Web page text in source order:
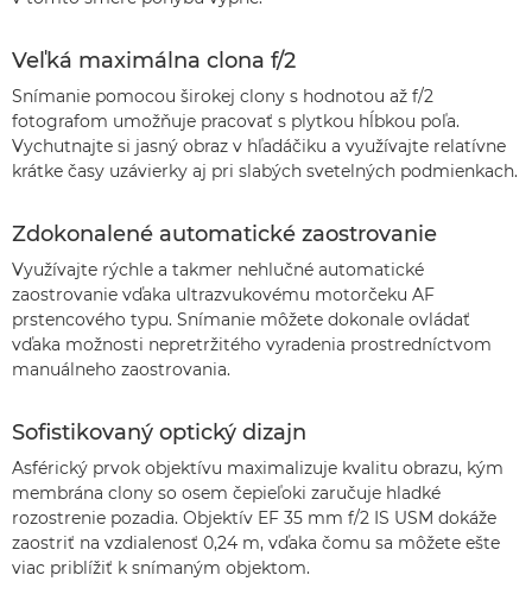
Veľká maximálna clona f/2
Snímanie pomocou širokej clony s hodnotou až f/2
fotografom umožňuje pracovať s plytkou hĺbkou poľa.
Vychutnajte si jasný obraz v hľadáčiku a využívajte relatívne
krátke časy uzávierky aj pri slabých svetelných podmienkach.
Zdokonalené automatické zaostrovanie
Využívajte rýchle a takmer nehlučné automatické
zaostrovanie vďaka ultrazvukovému motorčeku AF
prstencového typu. Snímanie môžete dokonale ovládať
vďaka možnosti nepretržitého vyradenia prostredníctvom
manuálneho zaostrovania.
Sofistikovaný optický dizajn
Asférický prvok objektívu maximalizuje kvalitu obrazu, kým
membrána clony so osem čepieľoki zaručuje hladké
rozostrenie pozadia. Objektív EF 35 mm f/2 IS USM dokáže
zaostriť na vzdialenosť 0,24 m, vďaka čomu sa môžete ešte
viac priblížiť k snímaným objektom.